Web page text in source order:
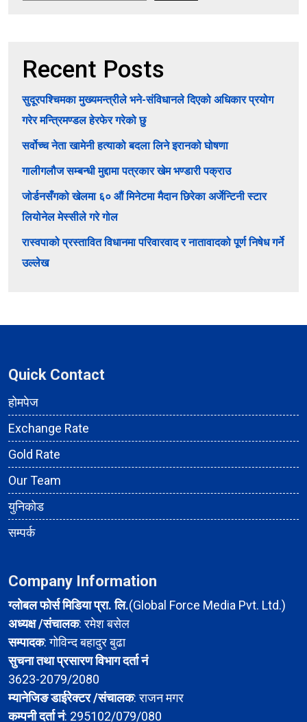
Recent Posts
सुदूरपश्चिमका मुख्यमन्त्रीले भने-संविधानले दिएको अधिकार प्रयोग
गरेर मन्त्रिमण्डल हेरफेर गरेको छु
सर्वोच्च नेता खामेनी हत्याको बदला लिने इरानको घोषणा
गालीगलौज सम्बन्धी मुद्दामा पत्रकार खेम भण्डारी पक्राउ
जोर्डनसँगको खेलमा ६० औं मिनेटमा मैदान छिरेका अर्जेन्टिनी स्टार
लियोनेल मेस्सीले गरे गोल
रास्वपाको प्रस्तावित विधानमा परिवारवाद र नातावादको पूर्ण निषेध गर्ने
उल्लेख
Quick Contact
होमपेज
Exchange Rate
Gold Rate
Our Team
युनिकोड
सम्पर्क
Company Information
ग्लोबल फोर्स मिडिया प्रा. लि.(Global Force Media Pvt. Ltd.)
अध्यक्ष /संचालक: रमेश बसेल
सम्पादक: गोविन्द बहादुर बुढा
सुचना तथा प्रसारण विभाग दर्ता नं
3623-2079/2080
म्यानेजिङ डाईरेक्टर /संचालक: राजन मगर
कम्पनी दर्ता नं: 295102/079/080